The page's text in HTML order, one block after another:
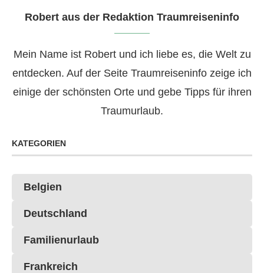
Robert aus der Redaktion Traumreiseninfo
Mein Name ist Robert und ich liebe es, die Welt zu
entdecken. Auf der Seite Traumreiseninfo zeige ich
einige der schönsten Orte und gebe Tipps für ihren
Traumurlaub.
KATEGORIEN
Belgien
Deutschland
Familienurlaub
Frankreich